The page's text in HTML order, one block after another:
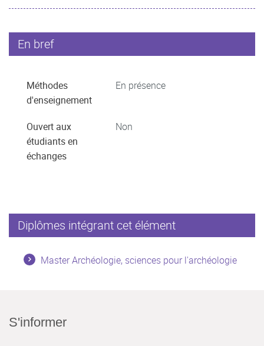
En bref
Méthodes
d'enseignement
En présence
Ouvert aux
étudiants en
échanges
Non
Diplômes intégrant cet élément
Master Archéologie, sciences pour l'archéologie
S'informer